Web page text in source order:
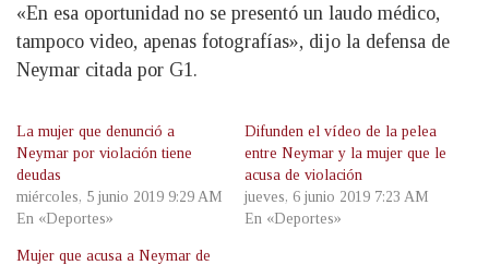
«En esa oportunidad no se presentó un laudo médico,
tampoco video, apenas fotografías», dijo la defensa de
Neymar citada por G1.
La mujer que denunció a
Neymar por violación tiene
deudas
miércoles, 5 junio 2019 9:29 AM
En «Deportes»
Difunden el vídeo de la pelea
entre Neymar y la mujer que le
acusa de violación
jueves, 6 junio 2019 7:23 AM
En «Deportes»
Mujer que acusa a Neymar de